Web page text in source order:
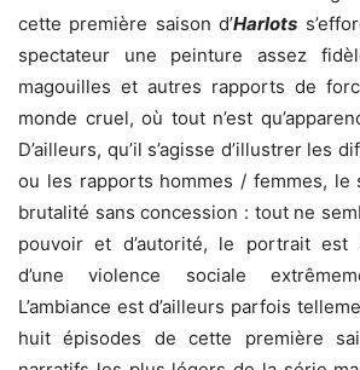
cette première saison d’Harlots
spectateur une peinture assez
magouilles et autres rapports de
monde cruel, où tout n’est
D’ailleurs, qu’il s’agisse d’illustrer les
ou les rapports hommes / femmes, le
brutalité sans concession : tout ne
pouvoir et d’autorité, le portrait est
d’une violence sociale
L’ambiance est d’ailleurs parfois
huit épisodes de cette première